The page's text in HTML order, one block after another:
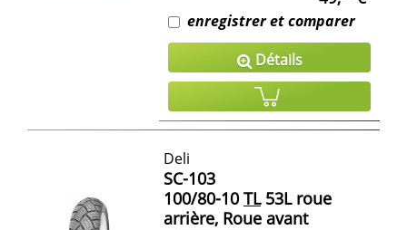
enregistrer et comparer
Détails
Deli
SC-103
100/80-10 TL53L roue
arrière, Roue avant